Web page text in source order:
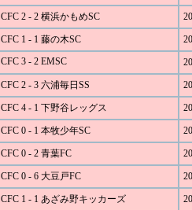
CFC 2 - 2 横浜かもめSC
CFC 1 - 1 藤の木SC
CFC 3 - 2 EMSC
CFC 2 - 3 六浦毎日SS
CFC 4 - 1 下野谷レッグス
CFC 0 - 1 本牧少年SC
CFC 0 - 2 青葉FC
CFC 0 - 6 大豆戸FC
CFC 1 - 1 あざみ野キッカーズ